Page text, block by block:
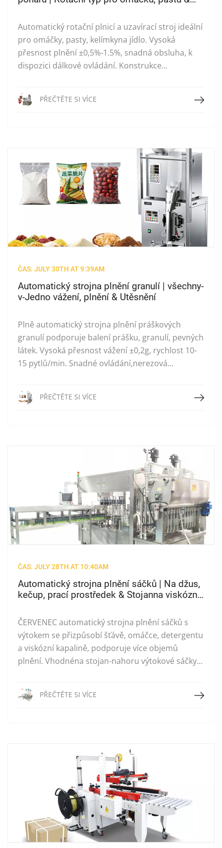
Automatický rotační plnicí a uzavírací stroj ideální
pro omáčky, pasty, kelímkyna jídlo. Vysoká
přesnost plnění ±0,5%-1.5%, snadná obsluha, k
dispozici dálkové ovládání. Konstrukce...
PŘEČTĚTE SI VÍCE Přečtěte si více
ČAS: JULY 30TH AT 9:39AM
Automatický strojna plnění granulí | všechny-
v-Jedno vážení, plnění & Utěsnění
Plně automatický strojna plnění práškových
granulí podporuje balení prášku, granulí, pevných
látek. Vysoká přesnost vážení ±0,2g, rychlost 10-
15 pytlů/min. Snadné ovládání,nerezová...
PŘEČTĚTE SI VÍCE Přečtěte si více
ČAS: JULY 28TH AT 10:40AM
Automatický strojna plnění sáčků | Na džus,
kečup, prací prostředek & Stojanna viskózní
ČERVENEC automatický strojna plnění sáčků s
výtokem se přizpůsobí šťávě, omáčce, detergentu
a viskózní kapalině, podporuje více objemů
plnění. Vhodnéna stojan-nahoru výtokové sáčky...
PŘEČTĚTE SI VÍCE Přečtěte si více